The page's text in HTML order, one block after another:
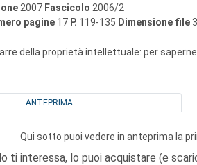
2007 Fascicolo 2006/2
pagine 17 P. 119-135 Dimensione file
della proprietà intellettuale: per
ANTEPRIMA
Qui sotto puoi vedere in anteprima la
ti interessa, lo puoi acquistare (e